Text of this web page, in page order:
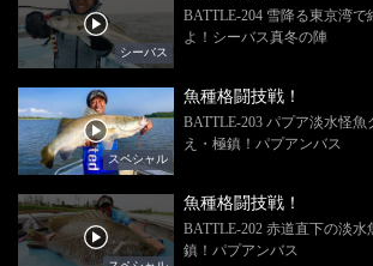
シーバス
BATTLE-204 雪降る東京湾
よ！シーバス真冬の陣
スペシャル
魚種格闘技戦！
BATTLE-203 パプア淡水怪魚
え・極鎮！パプアンバス
魚種格闘技戦！
BATTLE-202 赤道直下の淡
鎮！パプアンバス